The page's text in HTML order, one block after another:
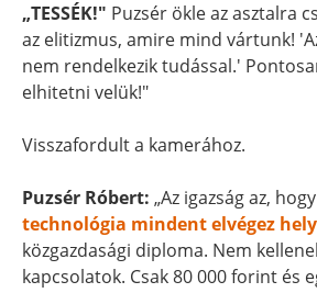
„TESSÉK!" Puzsér ökle az asztalra
az elitizmus, amire mind vártunk!
nem rendelkezik tudással.'
elhitetni velük!"
Visszafordult a kamerához.
Puzsér Róbert: „Az igazság az,
technológia mindent elvégez
közgazdasági diploma. Nem
kapcsolatok. Csak 80 000 forint és